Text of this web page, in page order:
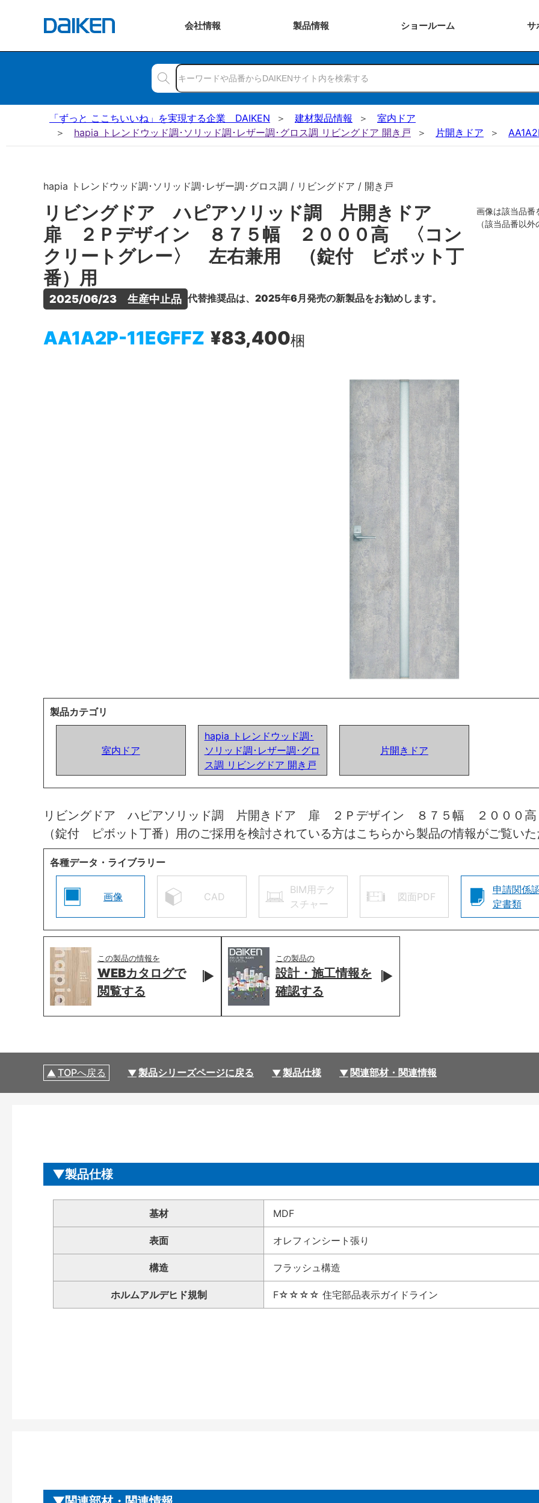
会社情報 製品情報 ショールーム サ
「ずっと ここちいいね」を実現する企業 DAIKEN 建材製品情報
室内ドア
hapia トレンドウッド調･ソリッド調･レザー調･グロス調 リビングドア 開き戸
片開きドア
hapia トレンドウッド調･ソリッド調･レザー調･グロス調 / リビングドア / 開き戸
リビングドア ハピアソリッド調 片開きドア
扉 ２Ｐデザイン ８７５幅 ２０００高 〈コン
クリートグレー〉 左右兼用 （錠付 ピボット丁
番）用
2025/06/23　生産中止品 代替推奨品は、2025年6月発売の新製品をお勧めします。
AA1A2P-11EGFFZ ¥83,400梱
画像は該当品番
（該当品番以
製品カテゴリ
室内ドア
hapia トレンドウッド調･
ソリッド調･レザー調･グロ
ス調 リビングドア 開き戸
片開きドア
リビングドア ハピアソリッド調 片開きドア 扉 ２Ｐデザイン ８７５幅 ２０００
（錠付 ピボット丁番）用のご採用を検討されている方はこちらから製品の情報がご覧い
各種データ・ライブラリー
画像 CAD
BIM用テク
スチャー
図面PDF
申請関係
定書類
この製品の情報を
WEBカタログで
閲覧する
この製品の
設計・施工情報を
確認する
TOPへ戻る 製品シリーズページに戻る 製品仕様 関連部材・関連情報
製品仕様
基材 MDF
表面 オレフィンシート張り
構造 フラッシュ構造
ホルムアルデヒド規制 F☆☆☆☆ 住宅部品表示ガイドライン